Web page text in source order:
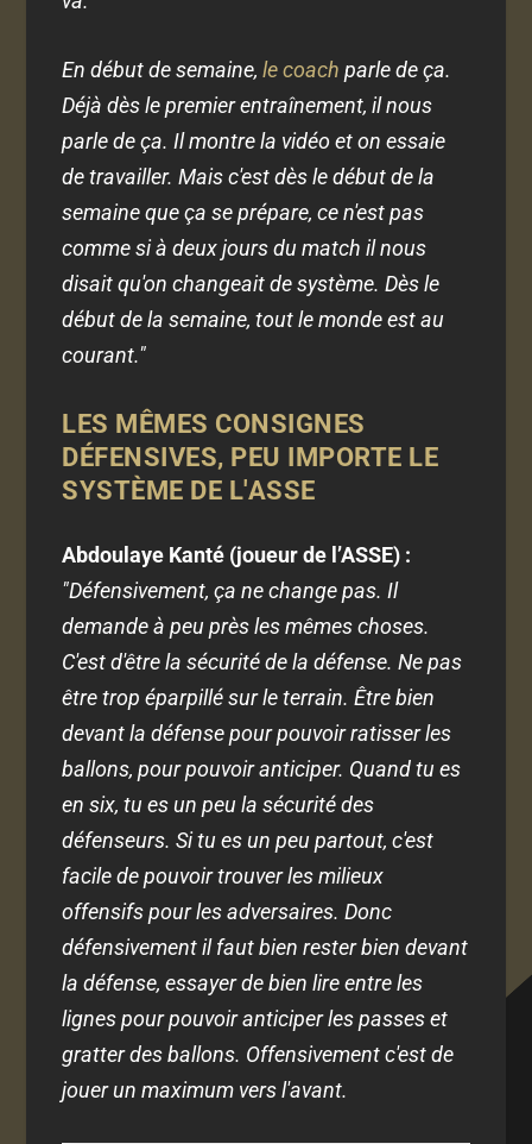
En début de semaine,le coach parle de ça.
Déjà dès le premier entraînement, il nous
parle de ça. Il montre la vidéo et on essaie
de travailler. Mais c'est dès le début de la
semaine que ça se prépare, ce n'est pas
comme si à deux jours du match il nous
disait qu'on changeait de système. Dès le
début de la semaine, tout le monde est au
courant."
LES MÊMES CONSIGNES
DÉFENSIVES, PEU IMPORTE LE
SYSTÈME DE L'ASSE
Abdoulaye Kanté (joueur de l’ASSE) :
"Défensivement, ça ne change pas. Il
demande à peu près les mêmes choses.
C'est d'être la sécurité de la défense. Ne pas
être trop éparpillé sur le terrain. Être bien
devant la défense pour pouvoir ratisser les
ballons, pour pouvoir anticiper. Quand tu es
en six, tu es un peu la sécurité des
défenseurs. Si tu es un peu partout, c'est
facile de pouvoir trouver les milieux
offensifs pour les adversaires. Donc
défensivement il faut bien rester bien devant
la défense, essayer de bien lire entre les
lignes pour pouvoir anticiper les passes et
gratter des ballons. Offensivement c'est de
jouer un maximum vers l'avant.